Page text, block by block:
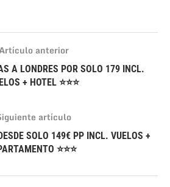
anterior
A LONDRES POR SOLO 179 INCL.
+ HOTEL ⭐⭐⭐
artículo
SOLO 149€ PP INCL. VUELOS +
⭐⭐⭐